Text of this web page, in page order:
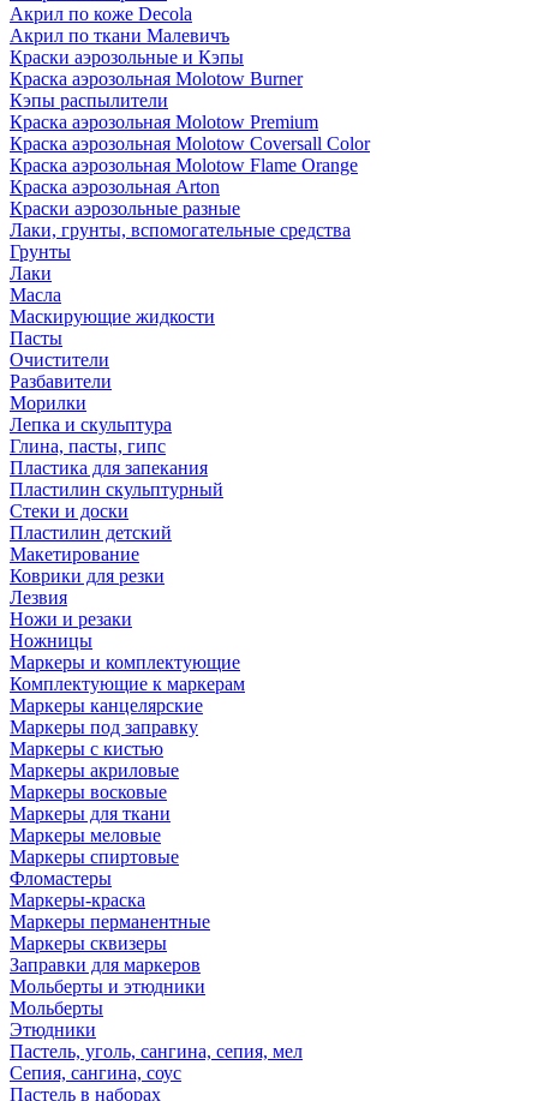
Акрил по коже Decola
Акрил по ткани Малевичъ
Краски аэрозольные и Кэпы
Краска аэрозольная Molotow Burner
Кэпы распылители
Краска аэрозольная Molotow Premium
Краска аэрозольная Molotow Coversall Color
Краска аэрозольная Molotow Flame Orange
Краска аэрозольная Arton
Краски аэрозольные разные
Лаки, грунты, вспомогательные средства
Грунты
Лаки
Масла
Маскирующие жидкости
Пасты
Очистители
Разбавители
Морилки
Лепка и скульптура
Глина, пасты, гипс
Пластика для запекания
Пластилин скульптурный
Стеки и доски
Пластилин детский
Макетирование
Коврики для резки
Лезвия
Ножи и резаки
Ножницы
Маркеры и комплектующие
Комплектующие к маркерам
Маркеры канцелярские
Маркеры под заправку
Маркеры с кистью
Маркеры акриловые
Маркеры восковые
Маркеры для ткани
Маркеры меловые
Маркеры спиртовые
Фломастеры
Маркеры-краска
Маркеры перманентные
Маркеры сквизеры
Заправки для маркеров
Мольберты и этюдники
Мольберты
Этюдники
Пастель, уголь, сангина, сепия, мел
Сепия, сангина, соус
Пастель в наборах